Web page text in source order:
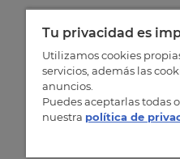
Tu privacidad es
Utilizamos cookies
servicios, además las
anuncios.
Puedes aceptarlas todas
nuestra política de